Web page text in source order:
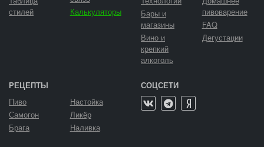
стилей
Калькуляторы
Бары и
магазины
Вино и
крепкий
алкоголь
пивоварение
FAQ
Дегустации
РЕЦЕПТЫ
Пиво
Самогон
Брага
Настойка
Ликёр
Наливка
СОЦСЕТИ